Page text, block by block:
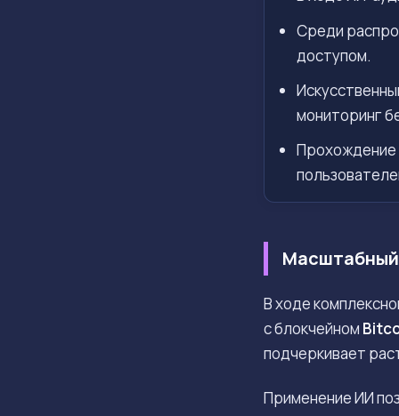
Среди
доступом.
мониторинг
Прохождение
Масштабный
В ходе
с блокчейном
подчеркивает
Применение ИИ